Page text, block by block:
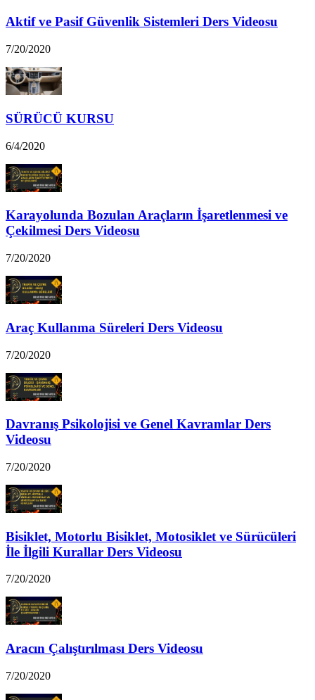
Aktif ve Pasif Güvenlik Sistemleri Ders Videosu
7/20/2020
SÜRÜCÜ KURSU
6/4/2020
Karayolunda Bozulan Araçların İşaretlenmesi ve
Çekilmesi Ders Videosu
7/20/2020
Araç Kullanma Süreleri Ders Videosu
7/20/2020
Davranış Psikolojisi ve Genel Kavramlar Ders
Videosu
7/20/2020
Bisiklet, Motorlu Bisiklet, Motosiklet ve Sürücüleri
İle İlgili Kurallar Ders Videosu
7/20/2020
Aracın Çalıştırılması Ders Videosu
7/20/2020